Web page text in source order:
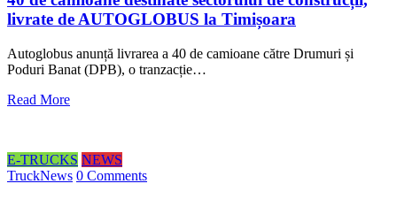
livrate de AUTOGLOBUS la Timișoara
Autoglobus anunță livrarea a 40 de camioane către Drumuri și
Poduri Banat (DPB), o tranzacție…
Read More
E-TRUCKS NEWS
TruckNews 0 Comments